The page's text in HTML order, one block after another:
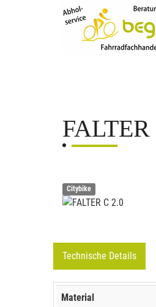
FALTER
Citybike
Technische Details
Material